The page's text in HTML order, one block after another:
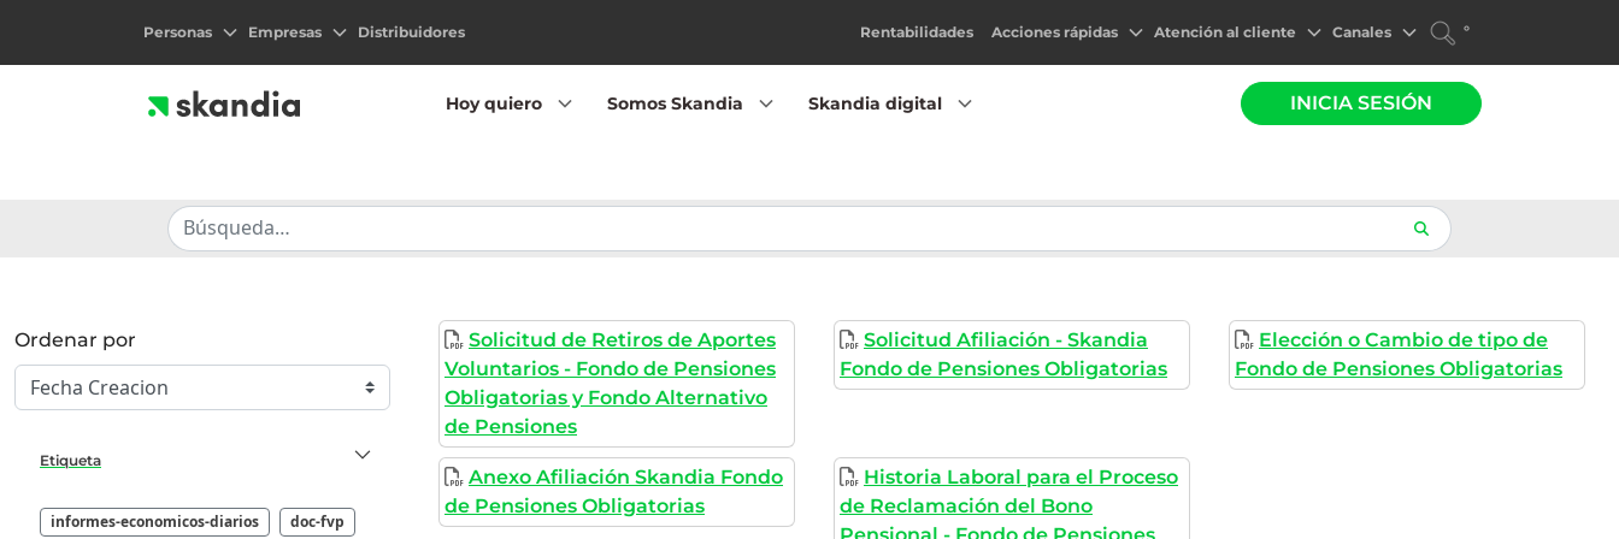
Personas Empresas Distribuidores Rentabilidades Acciones rápidas Atención al cliente Canales °
Hoy quiero Somos Skandia Skandia digital INICIA SESIÓN
Ordenar por
Etiqueta
informes-economicos-diarios
doc-fvp
Solicitud de Retiros de Aportes
Voluntarios - Fondo de Pensiones
Obligatorias y Fondo Alternativo
de Pensiones
Solicitud Afiliación - Skandia
Fondo de Pensiones Obligatorias
Elección o Cambio de tipo de
Fondo de Pensiones Obligatorias
Anexo Afiliación Skandia Fondo
de Pensiones Obligatorias
Historia Laboral para el Proceso
de Reclamación del Bono